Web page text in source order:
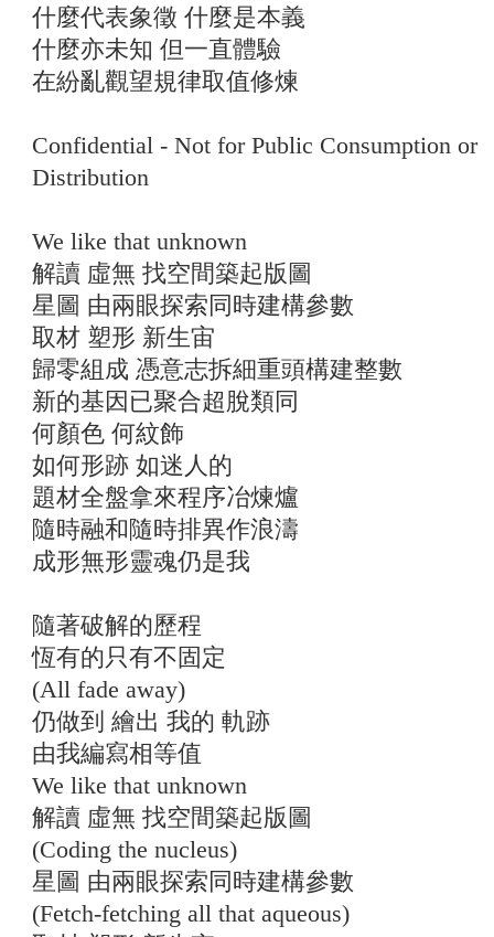
什麼代表象徵 什麼是本義
什麼亦未知 但一直體驗
在紛亂觀望規律取值修煉
Confidential - Not for Public Consumption or
Distribution
We like that unknown
解讀 虛無 找空間築起版圖
星圖 由兩眼探索同時建構參數
取材 塑形 新生宙
歸零組成 憑意志拆細重頭構建整數
新的基因已聚合超脫類同
何顏色 何紋飾
如何形跡 如迷人的
題材全盤拿來程序冶煉爐
隨時融和隨時排異作浪濤
成形無形靈魂仍是我
隨著破解的歷程
恆有的只有不固定
(All fade away)
仍做到 繪出 我的 軌跡
由我編寫相等值
We like that unknown
解讀 虛無 找空間築起版圖
(Coding the nucleus)
星圖 由兩眼探索同時建構參數
(Fetch-fetching all that aqueous)